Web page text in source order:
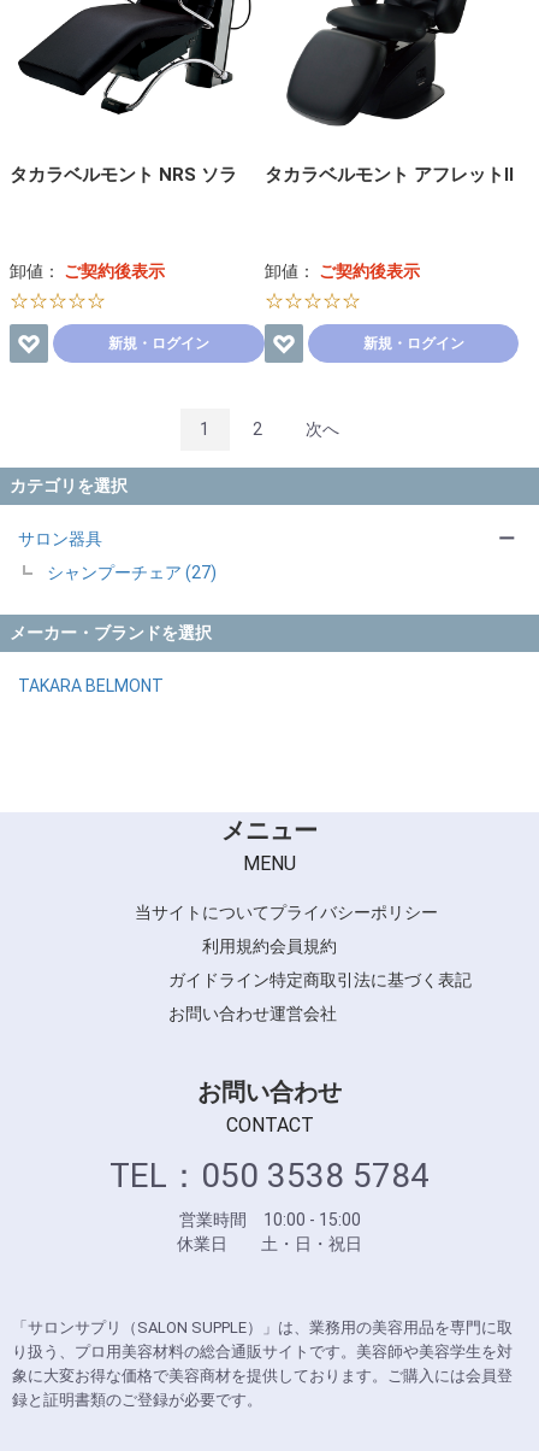
カテゴリを選択
サロン器具
シャンプーチェア (27)
ー
メーカー・ブランドを選択
TAKARA BELMONT
タカラベルモント NRS ソラ
卸値： ご契約後表示
☆☆☆☆☆
新規・ログイン
タカラベルモント アフレットⅡ
卸値： ご契約後表示
☆☆☆☆☆
新規・ログイン
1 2 次へ
メニュー
MENU
当サイトについてプライバシーポリシー
利用規約会員規約
ガイドライン特定商取引法に基づく表記
お問い合わせ運営会社
お問い合わせ
CONTACT
TEL：050 3538 5784
営業時間 10:00 - 15:00
休業日 土・日・祝日
「サロンサプリ（SALON SUPPLE）」は、業務用の美容用品を専門に取
り扱う、プロ用美容材料の総合通販サイトです。美容師や美容学生を対
象に大変お得な価格で美容商材を提供しております。ご購入には会員登
録と証明書類のご登録が必要です。